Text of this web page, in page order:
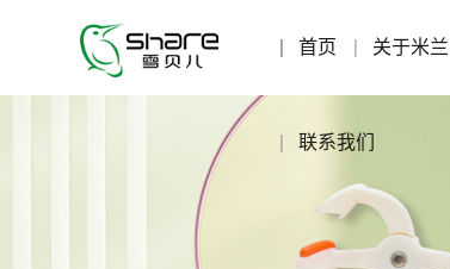
首页 关于米兰
联系我们